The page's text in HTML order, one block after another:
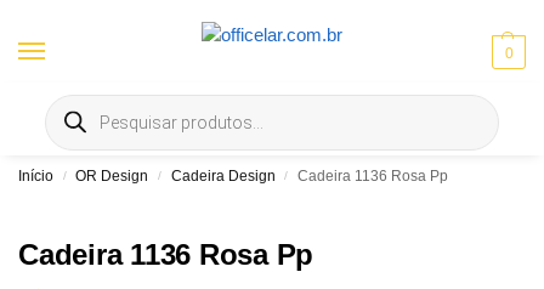
0
Entrega gratis em Goiânia e Aparecida | ⚡ 10% OFF no Pix
Início / OR Design / Cadeira Design / Cadeira 1136 Rosa Pp
Cadeira 1136 Rosa Pp